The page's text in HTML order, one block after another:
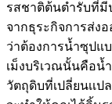
รสชาติต้นตำรับที่มี
จากธุระกิจการส่ง
ว่าต้องการนํ้าซุปแ
เม็งบริเวณนั้นคือนํ้
วัตถุดิบที่เปลี่ยนเเ